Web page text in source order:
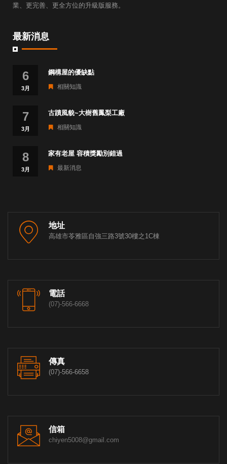
業、更完善、更全方位的升級版服務。
最新消息
6
3月
鋼構屋的優缺點
相關知識
7
3月
古蹟風貌~大樹舊鳳梨工廠
相關知識
8
3月
家有老屋 容積獎勵別錯過
最新消息
地址
高雄市苓雅區自強三路3號30樓之1C棟
電話
(07)-566-6668
傳真
(07)-566-6658
信箱
chiyen5008@gmail.com